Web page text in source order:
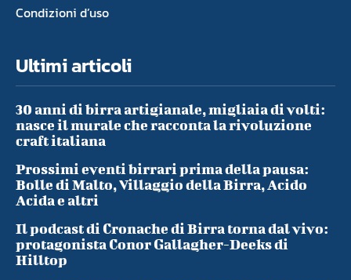
Condizioni d’uso
Ultimi articoli
30 anni di birra artigianale, migliaia di volti:
nasce il murale che racconta la rivoluzione
craft italiana
Prossimi eventi birrari prima della pausa:
Bolle di Malto, Villaggio della Birra, Acido
Acida e altri
Il podcast di Cronache di Birra torna dal vivo:
protagonista Conor Gallagher-Deeks di
Hilltop